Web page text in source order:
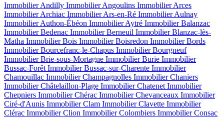
Immobilier Andilly Immobilier Angoulins Immobilier Arces
Immobilier Archiac Immobilier Ars-en-Ré Immobilier Aulnay
Immobilier Authon-Ébéon Immobilier Aytré Immobilier Balanzac
Immobilier Bedenac Immobilier Berneuil Immobilier Blanzac-lès-
Matha Immobilier Bois Immobilier Boisredon Immobilier Bords
Immobilier Bourcefranc-le-Chapus Immobilier Bourgneuf
Immobilier Brie-sous-Mortagne Immobilier Burie Immobilier
Bussac-Forêt Immobilier Bussac-sur-Charente Immobilier
Chamouillac Immobilier Champagnolles Immobilier Chaniers
Immobilier Châtelaillon-Plage Immobilier Chatenet Immobilier
Chepniers Immobilier Chérac Immobilier Chevanceaux Immobilier
Ciré-d'Aunis Immobilier Clam Immobilier Clavette Immobilier
Clérac Immobilier Clion Immobilier Colombiers Immobilier Consac